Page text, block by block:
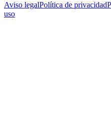
Aviso legalPolítica de privacidad
uso